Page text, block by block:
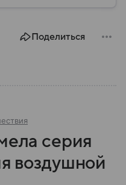
играет в
Поделиться
серия
воздушной